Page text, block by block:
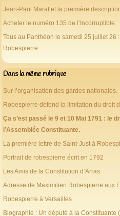
Jean-Paul Marat et la première
Acheter le numéro 135 de l’Incorruptible
Tous au Panthéon le samedi 25 juillet 26
Robespierre
Dans la même rubrique
Sur l’organisation des gardes nationales.
Robespierre défend la limitation du droit
Ça s’est passé le 9 et 10 Mai 1791 : le
l’Assemblée Constituante.
La première lettre de Saint-Just à
Portrait de robespierre écrit en 1792
Les Amis de la Constitution d’Arras.
Adresse de Maximilien Robespierre aux
Robespierre à Versailles
Biographie : Un député à la Constituante